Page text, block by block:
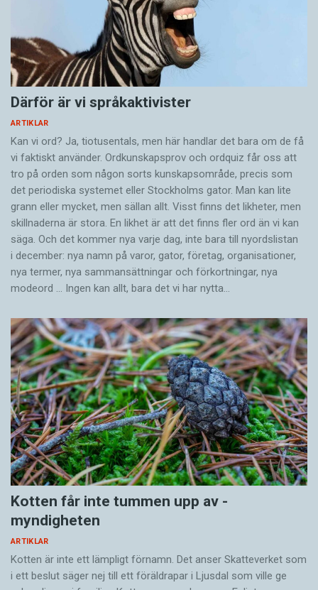
Därför är vi språkaktivister
ARTIKLAR
Kan vi ord? Ja, tiotusentals, men här handlar det bara om de få
vi faktiskt använder. Ordkunskapsprov och ordquiz får oss att
tro på orden som någon sorts kunskapsområde, precis som
det periodiska systemet eller Stockholms gator. Man kan lite
grann eller mycket, men sällan allt. Visst finns det likheter, men
skillnaderna är stora. En likhet är att det finns fler ord än vi kan
säga. Och det kommer nya varje dag, inte bara till nyordslistan
i december: nya namn på varor, gator, företag, organisationer,
nya termer, nya samman­sättningar och förkortningar, nya
modeord … Ingen kan allt, bara det vi har nytta…
Kotten får inte tummen upp av ­
myndigheten
ARTIKLAR
Kotten är inte ett lämpligt förnamn. Det anser Skatte­verket som
i ett beslut säger nej till ett föräldra­par i Ljusdal som ville ge